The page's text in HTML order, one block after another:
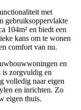
met
gebruiksoppervlakte
104m² en biedt een
kans om te wonen
comfort van nu.
en
is zorgvuldig en
volledig naar eigen
en inrichten. Zo
eigen thuis.